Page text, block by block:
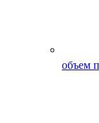
объем